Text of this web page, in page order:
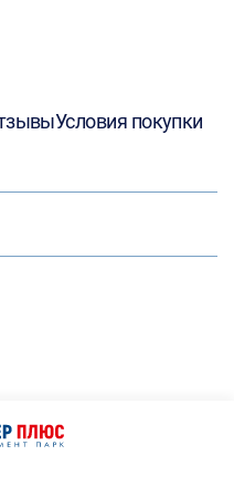
Условия покупки